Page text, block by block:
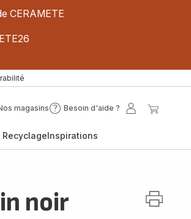
CERAMETE
magasins Besoin d'aide ?
Besoin
?
Mon
RecyclageInspirations
noir